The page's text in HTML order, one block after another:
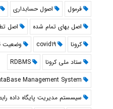
فرمول
اصول حسابداری
اصل بهای تمام شده
اصل
کرونا
covid19 وضعیت
ستاد ملی کرونا
RDBMS
Management System
سیسستم مدیریت پایگاه داده